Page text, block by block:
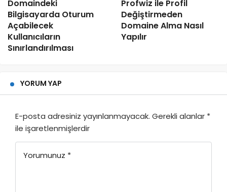
Domaindeki
Bilgisayarda Oturum
Açabilecek
Kullanıcıların
Sınırlandırılması
Profwiz ile Profil
Değiştirmeden
Domaine Alma Nasıl
Yapılır
YORUM YAP
E-posta adresiniz yayınlanmayacak. Gerekli alanlar *
ile işaretlenmişlerdir
Yorumunuz *